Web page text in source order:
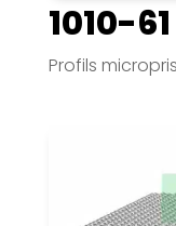
1010-61
Profils